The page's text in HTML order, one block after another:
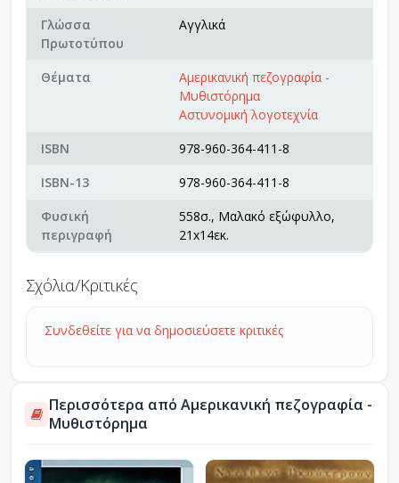
Γλώσσα
Πρωτοτύπου
Αγγλικά
Θέματα
Αμερικανική πεζογραφία -
Μυθιστόρημα
Αστυνομική λογοτεχνία
ISBN
978-960-364-411-8
ISBN-13
978-960-364-411-8
Φυσική
περιγραφή
558σ., Μαλακό εξώφυλλο,
21x14εκ.
Σχόλια/Κριτικές
Συνδεθείτε για να δημοσιεύσετε κριτικές
Περισσότερα από Αμερικανική πεζογραφία -
Μυθιστόρημα